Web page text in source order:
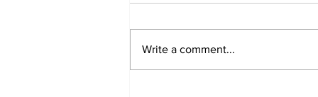
Write a comment...